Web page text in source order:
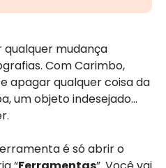
mudança
Com Carimbo,
apagar qualquer coisa da
um objeto indesejado…
é só abrir o